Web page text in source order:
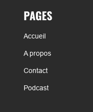
PAGES
Accueil
A propos
Contact
Podcast